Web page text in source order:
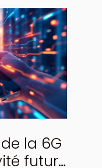
la 6G
future